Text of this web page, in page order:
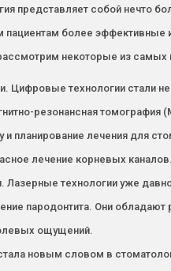
представляет собой нечто
пациентам более эффективные
некоторые из
Цифровые технологии стали
резонансная
и планирование лечения для
лечение корневых каналов.
Лазерные технологии уже
пародонтита. Они
ощущений.
стала новым словом в